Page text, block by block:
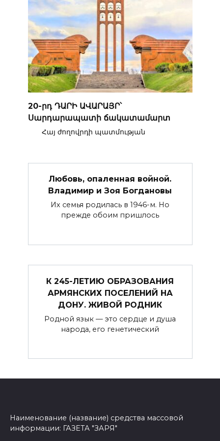
20-րդ ԴԱՐԻ ԱՎԱՐԱՅՐ՝
Սարդարապատի ճակատամարտ
Հայ ժողովրդի պատմության
Любовь, опаленная войной.
Владимир и Зоя Богдановы
Их семья родилась в 1946-м. Но
прежде обоим при­шлось
К 245-ЛЕТИЮ ОБРАЗОВАНИЯ
АРМЯНСКИХ ПОСЕЛЕНИЙ НА
ДОНУ. ЖИВОЙ РОДНИК
Родной язык — это сердце и душа
народа, его генетический
Наименование (название) средства массовой
информации: ГАЗЕТА "ЗАРЯ"